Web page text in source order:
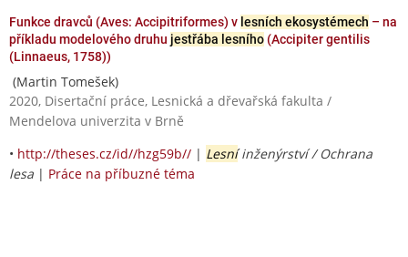
Funkce dravců (Aves: Accipitriformes) v lesních ekosystémech – na
příkladu modelového druhu jestřába lesního (Accipiter gentilis
(Linnaeus, 1758))
(Martin Tomešek)
2020, Disertační práce, Lesnická a dřevařská fakulta /
Mendelova univerzita v Brně
• http://theses.cz/id//hzg59b// | Lesníinženýrství / Ochrana
lesa | Práce na příbuzné téma